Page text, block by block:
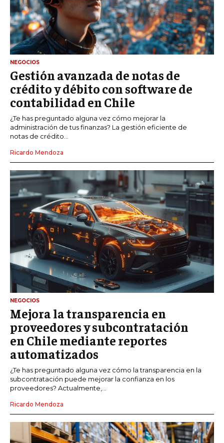
NEGOCIOS
Gestión avanzada de notas de
crédito y débito con software de
contabilidad en Chile
¿Te has preguntado alguna vez cómo mejorar la
administración de tus finanzas? La gestión eficiente de
notas de crédito...
Ricardo Mendoza
NEGOCIOS
Mejora la transparencia en
proveedores y subcontratación
en Chile mediante reportes
automatizados
¿Te has preguntado alguna vez cómo la transparencia en la
subcontratación puede mejorar la confianza en los
proveedores? Actualmente,...
Ricardo Mendoza